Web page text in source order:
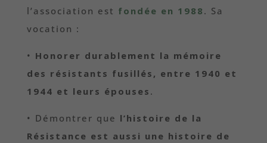
l’association est fondée en 1988 . Sa
vocation :
• Honorer durablement la mémoire
des résistants fusillés, entre 1940 et
1944 et leurs épouses .
• Démontrer que l’histoire de la
Résistance est aussi une histoire de